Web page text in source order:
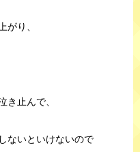
がり、
き止んで、
ないといけないので